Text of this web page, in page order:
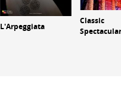
L'Arpeggiata
Classic